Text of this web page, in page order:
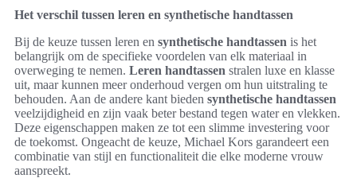
Het verschil tussen leren en synthetische handtassen
Bij de keuze tussen leren en synthetische handtassen is het
belangrijk om de specifieke voordelen van elk materiaal in
overweging te nemen. Leren handtassen stralen luxe en klasse
uit, maar kunnen meer onderhoud vergen om hun uitstraling te
behouden. Aan de andere kant bieden synthetische handtassen
veelzijdigheid en zijn vaak beter bestand tegen water en vlekken.
Deze eigenschappen maken ze tot een slimme investering voor
de toekomst. Ongeacht de keuze, Michael Kors garandeert een
combinatie van stijl en functionaliteit die elke moderne vrouw
aanspreekt.